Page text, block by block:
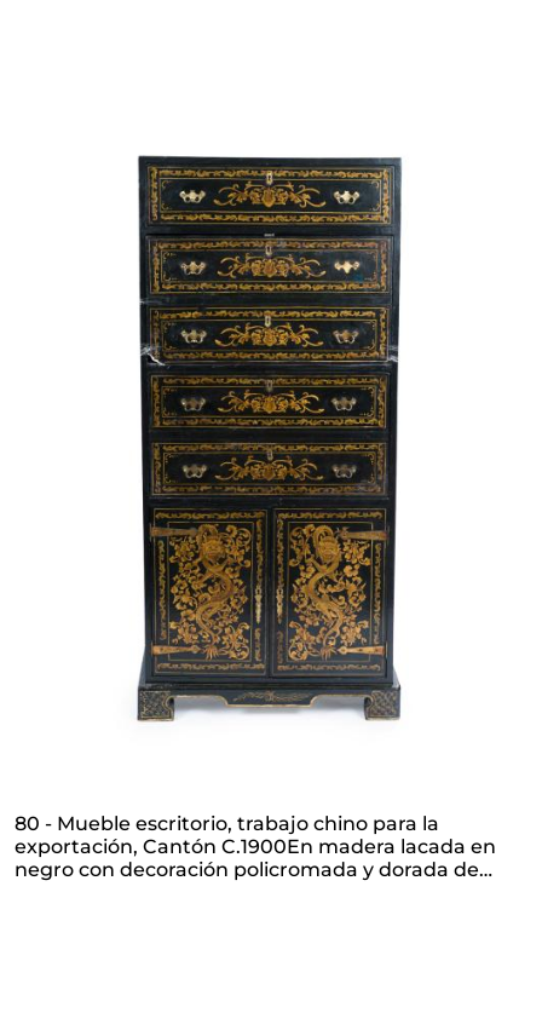
80 - Mueble escritorio, trabajo chino para la
exportación, Cantón C.1900En madera lacada en
negro con decoración policromada y dorada de